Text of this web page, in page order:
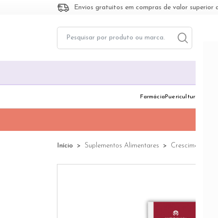
Envios gratuitos em compras de valor
FarmáciaToggle
Puericultura
Início Suplementos Alimentares Crescimento